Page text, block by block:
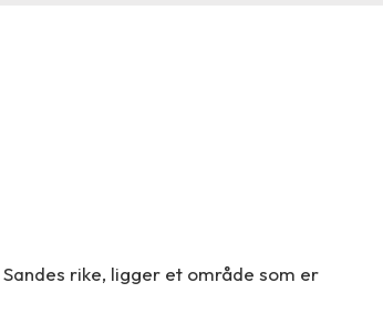
rike, ligger et område som er